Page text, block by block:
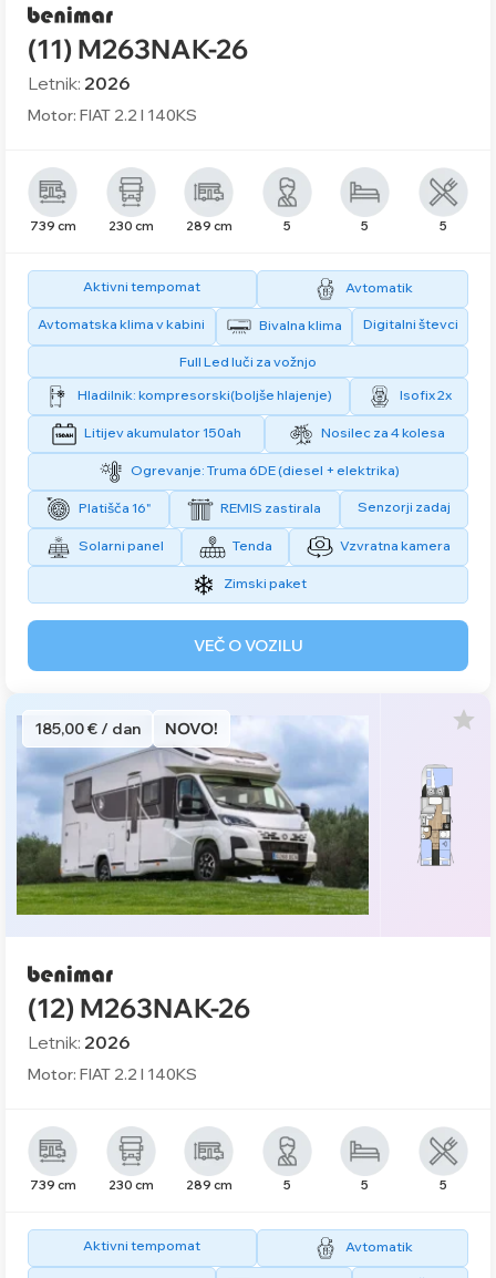
(11) M263NAK-26
Letnik: 2026
Motor: FIAT 2.2 l 140KS
739 cm 230 cm 289 cm 5 5 5
Aktivni tempomat Avtomatik
Avtomatska klima v kabini Bivalna klima Digitalni števci
Full Led luči za vožnjo
Hladilnik: kompresorski(boljše hlajenje)
Isofix 2x
Litijev akumulator 150ah Nosilec za 4 kolesa
Ogrevanje: Truma 6DE (diesel + elektrika)
Platišča 16" REMIS zastirala Senzorji zadaj
Solarni panel Tenda Vzvratna kamera
Zimski paket
VEČ O VOZILU
185,00 € / dan NOVO!
(12) M263NAK-26
Letnik: 2026
Motor: FIAT 2.2 l 140KS
739 cm 230 cm 289 cm 5 5 5
Aktivni tempomat Avtomatik